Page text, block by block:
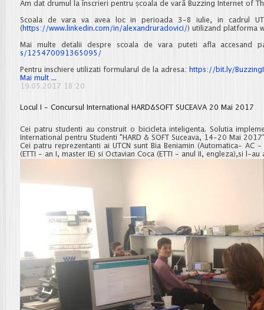
Am dat drumul la înscrieri pentru școala de vară Buzzing Internet of
Scoala de vara va avea loc in perioada 3-8 iulie, in cadrul
( https://www.linkedin.com/in/a lexandruradovici/) utilizand platforma
Mai multe detalii despre scoala de vara puteti afla accesand
s/125470091365095/
Pentru inschiere utilizati formularul de la adresa:
https://bit.ly/
Mai mult ...
de
Buzzing
of
Things
19.05.2017 18:20
Locul I - Concursul International HARD&SOFT SUCEAVA 20 Mai 2017
Cei patru studenti au construit o bicicleta inteligenta. Solutia
International pentru Studenti "HARD & SOFT Suceava, 14-20 Mai
Cei patru reprezentanti ai UTCN sunt Bia Beniamin (Automatica- AC
(ETTI - an I, master IE) si Octavian Coca (ETTI - anul II, engleza),si l-